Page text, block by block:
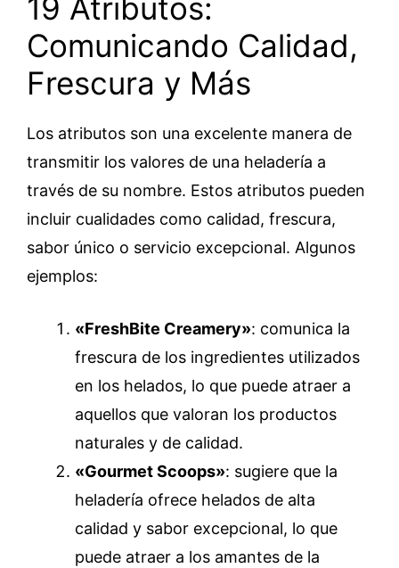
19 Atributos:
Comunicando Calidad,
Frescura y Más
Los atributos son una excelente manera de
transmitir los valores de una heladería a
través de su nombre. Estos atributos pueden
incluir cualidades como calidad, frescura,
sabor único o servicio excepcional. Algunos
ejemplos:
«FreshBite Creamery»: comunica la
frescura de los ingredientes utilizados
en los helados, lo que puede atraer a
aquellos que valoran los productos
naturales y de calidad.
«Gourmet Scoops»: sugiere que la
heladería ofrece helados de alta
calidad y sabor excepcional, lo que
puede atraer a los amantes de la